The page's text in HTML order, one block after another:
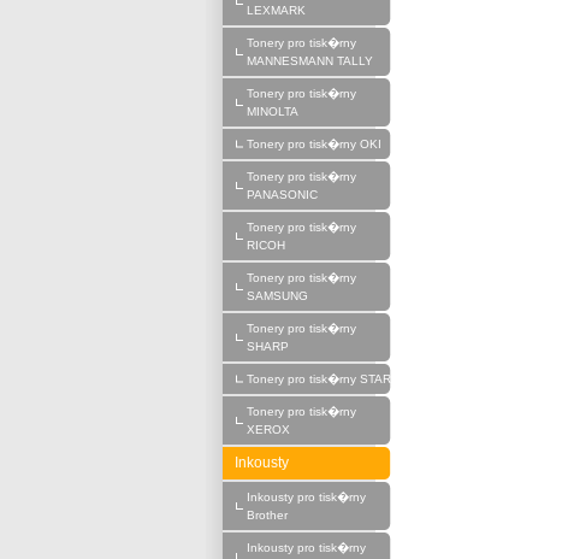
LEXMARK
Tonery pro tisk�rny
MANNESMANN TALLY
Tonery pro tisk�rny
MINOLTA
Tonery pro tisk�rny OKI
Tonery pro tisk�rny
PANASONIC
Tonery pro tisk�rny
RICOH
Tonery pro tisk�rny
SAMSUNG
Tonery pro tisk�rny
SHARP
Tonery pro tisk�rny STAR
Tonery pro tisk�rny
XEROX
Inkousty
Inkousty pro tisk�rny
Brother
Inkousty pro tisk�rny